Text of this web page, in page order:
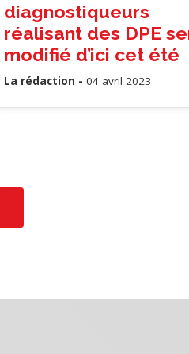
diagnostiqueurs
réalisant des DPE
modifié d’ici cet été
La rédaction -04 avril 2023